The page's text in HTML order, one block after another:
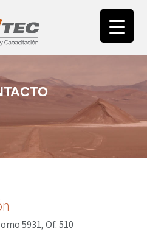
NUESTROS CLIENTES CONTACTO
5931, Of. 510